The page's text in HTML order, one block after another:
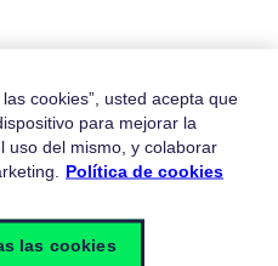
de Tarjetas
cookies”, usted acepta que
para mejorar la
uso del mismo, y colaborar
Política de cookies
las cookies